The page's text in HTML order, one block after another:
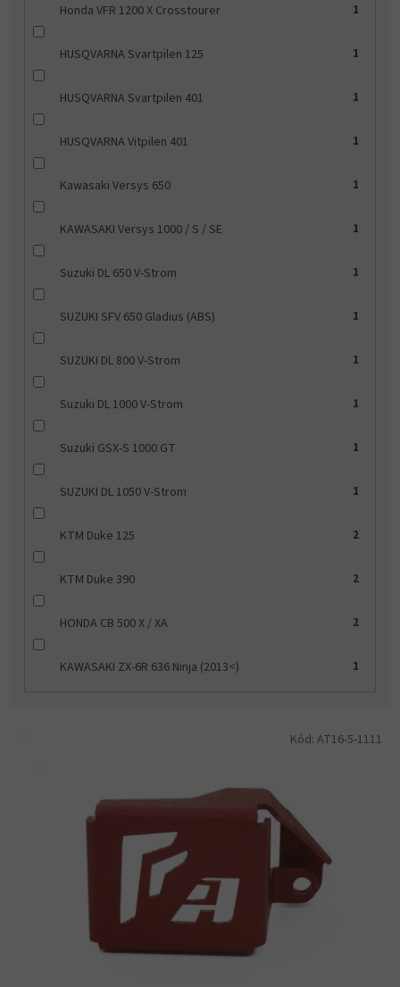
Honda VFR 1200 X Crosstourer 1
HUSQVARNA Svartpilen 125 1
HUSQVARNA Svartpilen 401 1
HUSQVARNA Vitpilen 401 1
Kawasaki Versys 650 1
KAWASAKI Versys 1000 / S / SE 1
Suzuki DL 650 V-Strom 1
SUZUKI SFV 650 Gladius (ABS) 1
SUZUKI DL 800 V-Strom 1
Suzuki DL 1000 V-Strom 1
Suzuki GSX-S 1000 GT 1
SUZUKI DL 1050 V-Strom 1
KTM Duke 125 2
KTM Duke 390 2
HONDA CB 500 X / XA 2
KAWASAKI ZX-6R 636 Ninja (2013<) 1
Kód: AT16-5-1111